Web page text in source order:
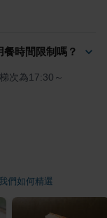
時間限制嗎？
次為17:30～
們如何精選